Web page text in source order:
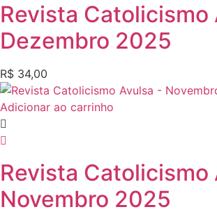
Revista Catolicismo
Dezembro 2025
R$ 34,00
Adicionar ao carrinho
Revista Catolicismo
Novembro 2025